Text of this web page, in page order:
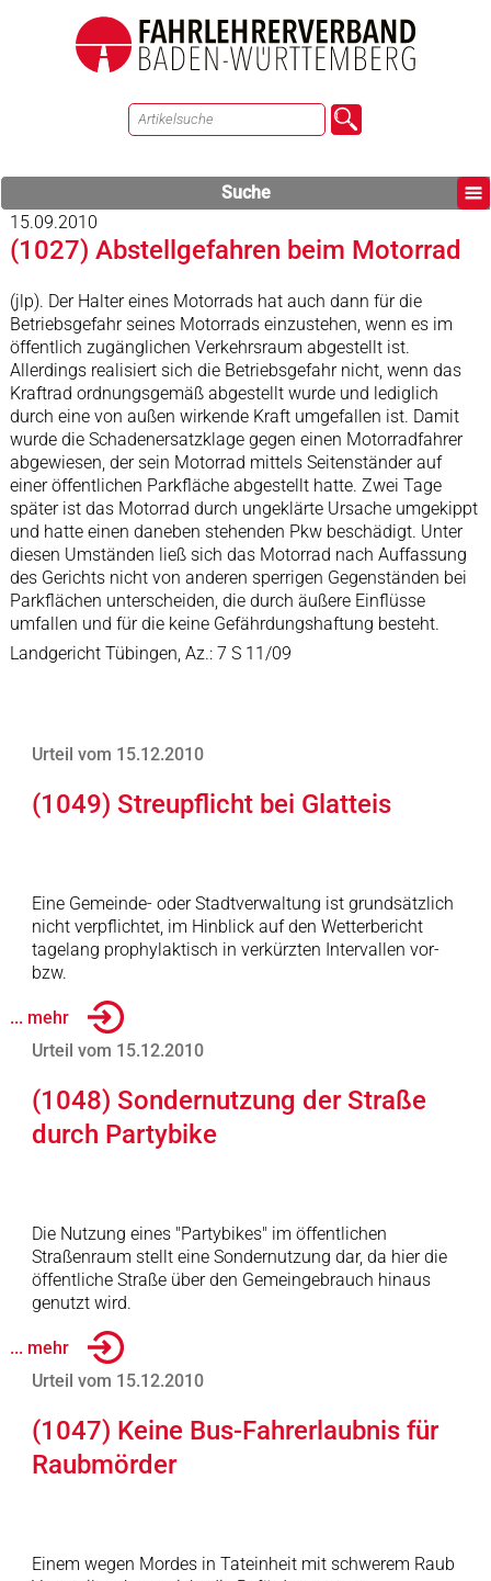
Suche
15.09.2010
(1027) Abstellgefahren beim Motorrad
(jlp). Der Halter eines Motorrads hat auch dann für die
Betriebsgefahr seines Motorrads einzustehen, wenn es im
öffentlich zugänglichen Verkehrsraum abgestellt ist.
Allerdings realisiert sich die Betriebsgefahr nicht, wenn das
Kraftrad ordnungsgemäß abgestellt wurde und lediglich
durch eine von außen wirkende Kraft umgefallen ist. Damit
wurde die Schadenersatzklage gegen einen Motorradfahrer
abgewiesen, der sein Motorrad mittels Seitenständer auf
einer öffentlichen Parkfläche abgestellt hatte. Zwei Tage
später ist das Motorrad durch ungeklärte Ursache umgekippt
und hatte einen daneben stehenden Pkw beschädigt. Unter
diesen Umständen ließ sich das Motorrad nach Auffassung
des Gerichts nicht von anderen sperrigen Gegenständen bei
Parkflächen unterscheiden, die durch äußere Einflüsse
umfallen und für die keine Gefährdungshaftung besteht.
Landgericht Tübingen, Az.: 7 S 11/09
Urteil vom 15.12.2010
(1049) Streupflicht bei Glatteis
Eine Gemeinde- oder Stadtverwaltung ist grundsätzlich
nicht verpflichtet, im Hinblick auf den Wetterbericht
tagelang prophylaktisch in verkürzten Intervallen vor-
bzw.
... mehr
Urteil vom 15.12.2010
(1048) Sondernutzung der Straße
durch Partybike
Die Nutzung eines "Partybikes" im öffentlichen
Straßenraum stellt eine Sondernutzung dar, da hier die
öffentliche Straße über den Gemeingebrauch hinaus
genutzt wird.
... mehr
Urteil vom 15.12.2010
(1047) Keine Bus-Fahrerlaubnis für
Raubmörder
Einem wegen Mordes in Tateinheit mit schwerem Raub